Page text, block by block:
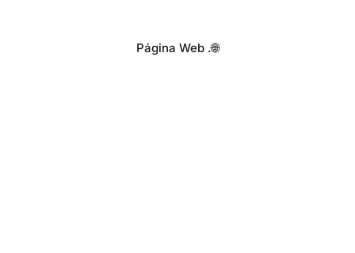
Página Web .🌐